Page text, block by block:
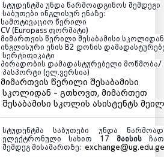
სტუდენტმა უნდა წარმოადგინოს შემდეგი
საბუთები ინგლისურ ენაზე:
სამოტივაციო წერილი
CV (Europass ფორმატი)
მიმართვის წერილი შესაბამისი სკოლიდან
ინგლისური ენის B2 დონის
სერტიფიკატი
პირადობის დამადასტურებელი მოწმობა/
პასპორტი (ელ.ვერსია)
მიმართვის წერილი შესაბამისი
სკოლიდან - გთხოვთ, მიმართეთ
შესაბამისი სკოლის ასისტენტს
სტუდენტმა საბუთები უნდა
ელექტრონული სახით
17 მაისის
შემდეგ მისამართზე: